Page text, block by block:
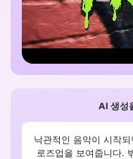
AI 생성
낙관적인 음악이 시작
로즈업을 보여줍니다.